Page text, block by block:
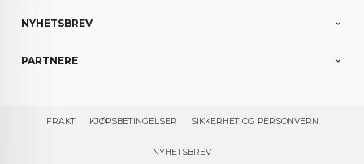
NYHETSBREV
PARTNERE
FRAKT KJØPSBETINGELSER SIKKERHET OG PERSONVERN
NYHETSBREV